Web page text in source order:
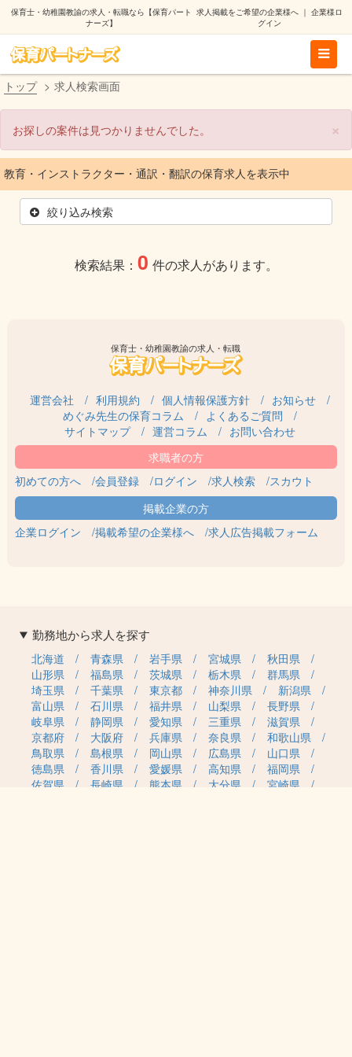
保育士・幼稚園教諭の求人・転職なら【保育パート
ナーズ】
求人掲載をご希望の企業様へ｜ 企業様ロ
グイン
トップ 求人検索画面
×
お探しの案件は見つかりませんでした。
教育・インストラクター・通訳・翻訳の保育求人を表示中
絞り込み検索
検索結果： 0 件の求人があります。
保育士・幼稚園教諭の求人・転職
運営会社 利用規約 個人情報保護方針
お知らせ
めぐみ先生の保育コラム
よくあるご質問
サイトマップ
運営コラム お問い合わせ
初めての方へ 会員登録 ログイン 求人検索 スカウト
企業ログイン 掲載希望の企業様へ 求人広告掲載フォーム
勤務地から求人を探す
北海道 青森県 岩手県 宮城県
秋田県
山形県
福島県 茨城県 栃木県
群馬県
埼玉県
千葉県 東京都 神奈川県
新潟県
富山県
石川県 福井県 山梨県
長野県
岐阜県
静岡県 愛知県 三重県
滋賀県
京都府
大阪府 兵庫県 奈良県
和歌山県
鳥取県
島根県 岡山県 広島県
山口県
徳島県
香川県 愛媛県 高知県
福岡県
佐賀県
長崎県 熊本県 大分県
宮崎県